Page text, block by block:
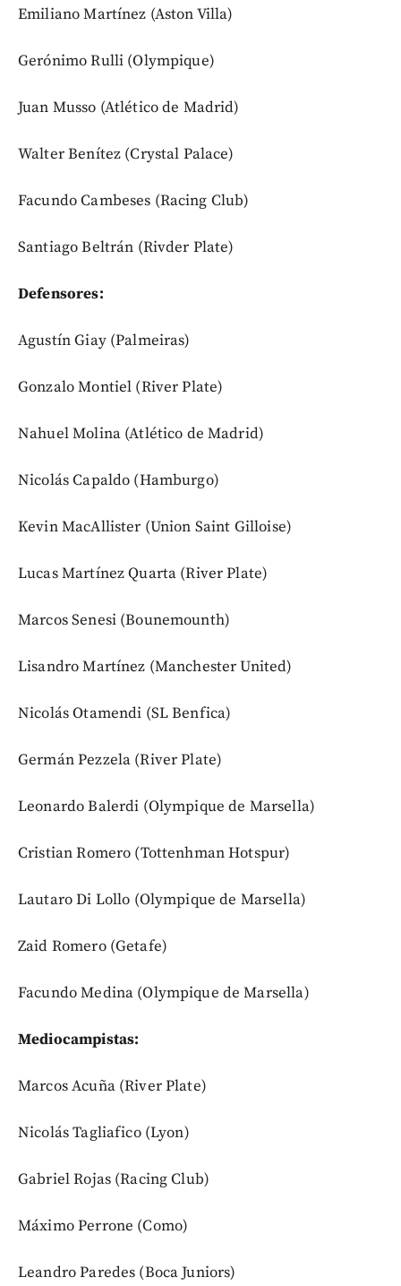
Emiliano Martínez (Aston Villa)
Gerónimo Rulli (Olympique)
Juan Musso (Atlético de Madrid)
Walter Benítez (Crystal Palace)
Facundo Cambeses (Racing Club)
Santiago Beltrán (Rivder Plate)
Defensores:
Agustín Giay (Palmeiras)
Gonzalo Montiel (River Plate)
Nahuel Molina (Atlético de Madrid)
Nicolás Capaldo (Hamburgo)
Kevin MacAllister (Union Saint Gilloise)
Lucas Martínez Quarta (River Plate)
Marcos Senesi (Bounemounth)
Lisandro Martínez (Manchester United)
Nicolás Otamendi (SL Benfica)
Germán Pezzela (River Plate)
Leonardo Balerdi (Olympique de Marsella)
Cristian Romero (Tottenhman Hotspur)
Lautaro Di Lollo (Olympique de Marsella)
Zaid Romero (Getafe)
Facundo Medina (Olympique de Marsella)
Mediocampistas:
Marcos Acuña (River Plate)
Nicolás Tagliafico (Lyon)
Gabriel Rojas (Racing Club)
Máximo Perrone (Como)
Leandro Paredes (Boca Juniors)